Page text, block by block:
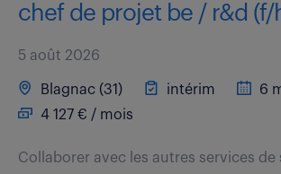
chef de projet be / r&d (f/
5 août 2026
Blagnac (31) intérim
6
4 127 € / mois
Collaborer avec les autres services de